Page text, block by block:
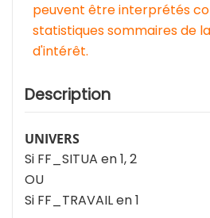
peuvent être interprétés
statistiques sommaires de
d'intérêt.
Description
UNIVERS
Si FF_SITUA en 1, 2
OU
Si FF_TRAVAIL en 1